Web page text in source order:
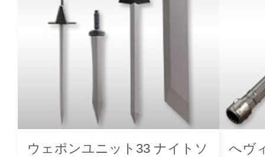
ウェポンユニット33 ナイトソ
へヴ